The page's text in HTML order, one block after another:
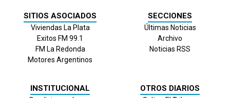
SITIOS ASOCIADOS
Viviendas La Plata
Exitos FM 99.1
FM La Redonda
Motores Argentinos
SECCIONES
Últimas Noticias
Archivo
Noticias RSS
INSTITUCIONAL OTROS DIARIOS